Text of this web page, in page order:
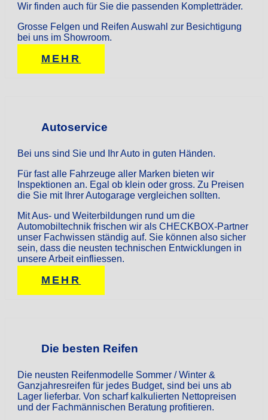
Wir finden auch für Sie die passenden Kompletträder.
Grosse Felgen und Reifen Auswahl zur Besichtigung
bei uns im Showroom.
MEHR
Autoservice
Bei uns sind Sie und Ihr Auto in guten Händen.
Für fast alle Fahrzeuge aller Marken bieten wir
Inspektionen an. Egal ob klein oder gross. Zu Preisen
die Sie mit Ihrer Autogarage vergleichen sollten.
Mit Aus- und Weiterbildungen rund um die
Automobiltechnik frischen wir als CHECKBOX-Partner
unser Fachwissen ständig auf. Sie können also sicher
sein, dass die neusten technischen Entwicklungen in
unsere Arbeit einfliessen.
MEHR
Die besten Reifen
Die neusten Reifenmodelle Sommer / Winter &
Ganzjahresreifen für jedes Budget, sind bei uns ab
Lager lieferbar. Von scharf kalkulierten Nettopreisen
und der Fachmännischen Beratung profitieren.